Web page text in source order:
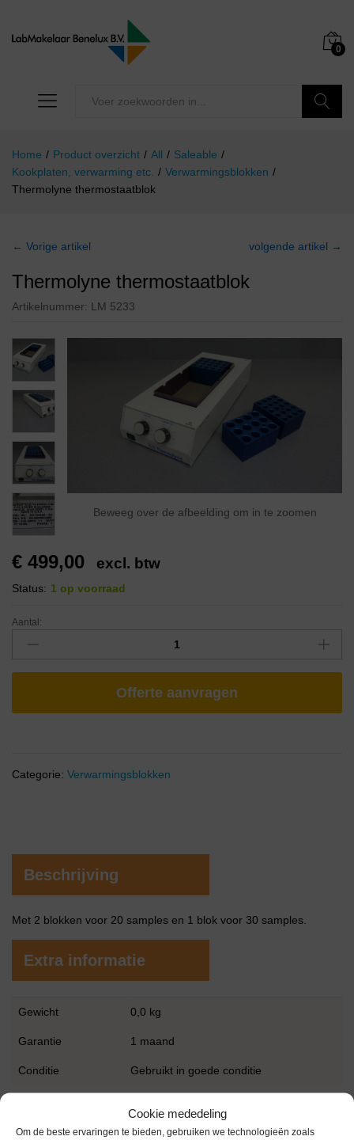
Cookie mededeling
Om de beste ervaringen te bieden, gebruiken we technologieën zoals
0
Home / Product overzicht / All / Saleable /
Kookplaten, verwarming etc. / Verwarmingsblokken /
Thermolyne thermostaatblok
← Vorige artikel volgende artikel →
Thermolyne thermostaatblok
Artikelnummer: LM 5233
Beweeg over de afbeelding om in te zoomen
€ 499,00 excl. btw
Status: 1 op voorraad
Aantal:
Offerte aanvragen
Categorie: Verwarmingsblokken
Beschrijving
Met 2 blokken voor 20 samples en 1 blok voor 30 samples.
Extra informatie
Gewicht 0,0 kg
Garantie 1 maand
Conditie Gebruikt in goede conditie